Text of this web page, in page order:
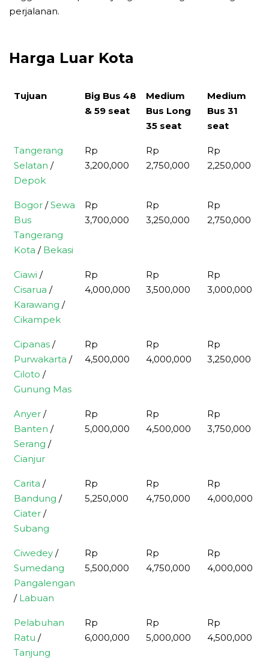
perjalanan.
Harga Luar Kota
Tujuan
Big Bus 48
& 59 seat
Medium
Bus Long
35 seat
Medium
Bus 31
seat
Tujuan
Big Bus 48
& 59 seat
Medium
Bus Long
Medium
Bus 31
Tangerang
Selatan /
Depok
Rp
3,200,000
Rp
2,750,000
Rp
2,250,000
Bogor /Sewa
Bus
Tangerang
Kota / Bekasi
Rp
3,700,000
Rp
3,250,000
Rp
2,750,000
Ciawi /
Cisarua /
Karawang /
Cikampek
Rp
4,000,000
Rp
3,500,000
Rp
3,000,000
Cipanas /
Purwakarta /
Ciloto /
Gunung Mas
Rp
4,500,000
Rp
4,000,000
Rp
3,250,000
Anyer /
Banten /
Serang /
Cianjur
Rp
5,000,000
Rp
4,500,000
Rp
3,750,000
Carita /
Bandung /
Ciater /
Subang
Rp
5,250,000
Rp
4,750,000
Rp
4,000,000
Ciwedey /
Sumedang
Pangalengan
/ Labuan
Rp
5,500,000
Rp
4,750,000
Rp
4,000,000
Pelabuhan
Ratu /
Tanjung
Rp
6,000,000
Rp
5,000,000
Rp
4,500,000